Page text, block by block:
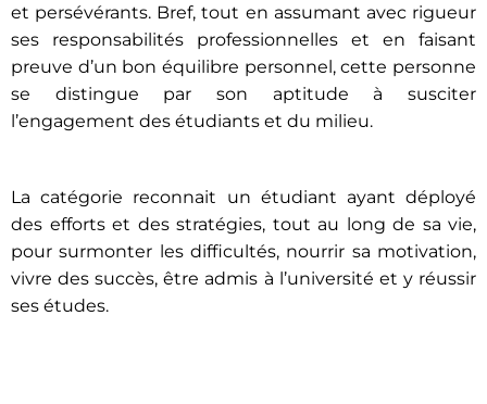
et persévérants. Bref, tout en assumant avec rigueur
ses responsabilités professionnelles et en faisant
preuve d’un bon équilibre personnel, cette personne
se distingue par son aptitude à susciter
l’engagement des étudiants et du milieu.
La catégorie reconnait un étudiant ayant déployé
des efforts et des stratégies, tout au long de sa vie,
pour surmonter les difficultés, nourrir sa motivation,
vivre des succès, être admis à l’université et y réussir
ses études.